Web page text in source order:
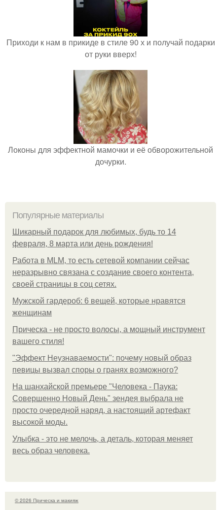
Приходи к нам в прикиде в стиле 90 х и получай подарки
от руки вверх!
Локоны для эффектной мамочки и её обворожительной
дочурки.
Популярные материалы
Шикарный подарок для любимых, будь то 14
февраля, 8 марта или день рождения!
Работа в MLM, то есть сетевой компании сейчас
неразрывно связана с создание своего контента,
своей страницы в соц сетях.
Мужской гардероб: 6 вещей, которые нравятся
женщинам
Прическа - не просто волосы, а мощный инструмент
вашего стиля!
"Эффект Неузнаваемости": почему новый образ
певицы вызвал споры о гранях возможного?
На шанхайской премьере "Человека - Паука:
Совершенно Новый День" зендея выбрала не
просто очередной наряд, а настоящий артефакт
высокой моды.
Улыбка - это не мелочь, а деталь, которая меняет
весь образ человека.
© 2026 Прическа и макияж